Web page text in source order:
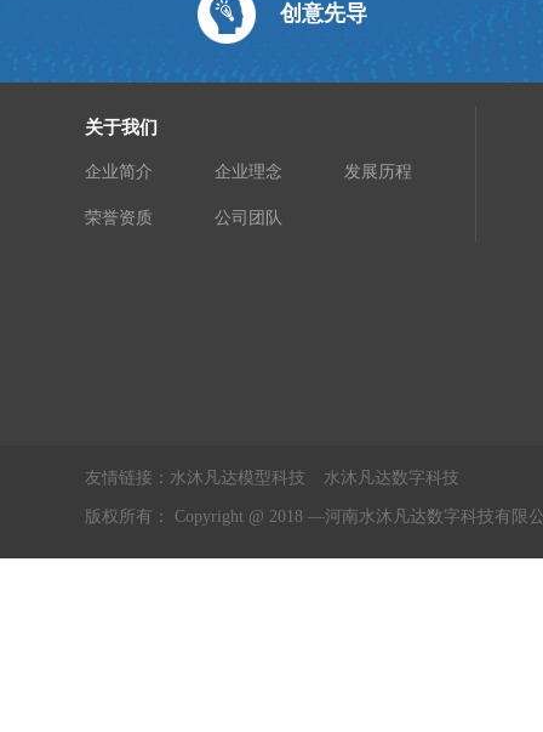
创意先导
关于我们
企业简介 企业理念 发展历程
荣誉资质 公司团队
友情链接： 水沐凡达模型科技 水沐凡达数字科技
版权所有： Copyright @ 2018 —河南水沐凡达数字科技有限